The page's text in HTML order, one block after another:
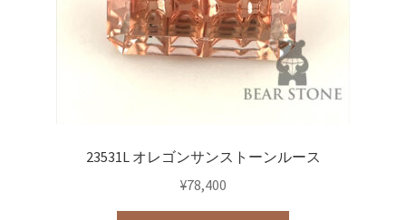
23531L オレゴンサンストーンルース
¥78,400